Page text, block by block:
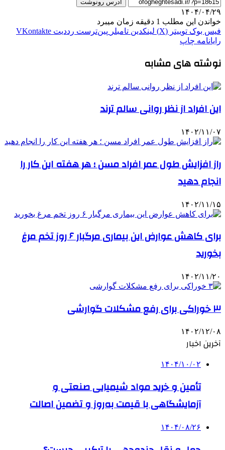
آدرس رونوشت
۱۴۰۴/۰۴/۲۹
خواندن این مطلب 1 دقیقه زمان میبرد
فیس بوک توییتر (X) لینکدین ‫تامبلر ‫پین‌ترست ‫رددیت ‫VKontakte
رایانامه چاپ
نوشته های مشابه
این افراد از نظر روانی سالم ترند
۱۴۰۲/۱۱/۰۷
راز افزایش طول عمر افراد مسن ؛ هر هفته این کار را
انجام دهید
۱۴۰۲/۱۱/۱۵
برای کاهش عوارض این بیماری مرگبار ۶ روز تخم مرغ
بخورید
۱۴۰۲/۱۱/۲۰
۳ خوراکی‌ برای رفع مشکلات گوارشی
۱۴۰۲/۱۲/۰۸
آخرین اخبار
۱۴۰۴/۱۰/۰۲
تأمین و خرید مواد شیمیایی صنعتی و
آزمایشگاهی با قیمت به‌روز و تضمین اصالت
۱۴۰۴/۰۸/۲۶